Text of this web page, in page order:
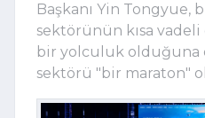
Başkanı Yin Tongyue,
sektörünün kısa
bir yolculuk olduğuna
sektörü "bir maraton"